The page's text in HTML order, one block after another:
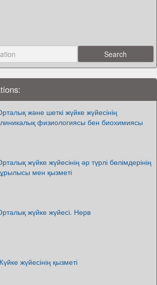
және шеткі жүйке жүйесінің
физиологиясы бен биохимиясы
жүйке жүйесінің әр түрлі бөлімдерінің
мен қызметі
жүйке жүйесі. Нерв
жүйесінің қызметі